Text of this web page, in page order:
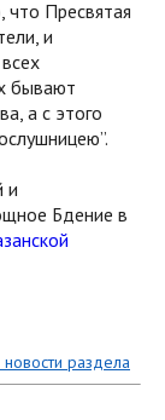
что Пресвятая
и
бывают
а с этого
и
Бдение в
раздела